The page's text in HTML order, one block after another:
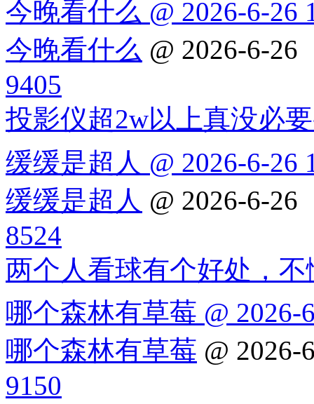
今晚看什么 @ 2026-6-26
今晚看什么 @ 2026-6-26
9405
投影仪超2w以上真没必
缓缓是超人 @ 2026-6-26
缓缓是超人 @ 2026-6-26
8524
两个人看球有个好处，不
哪个森林有草莓 @ 2026-
哪个森林有草莓 @ 2026-
9150